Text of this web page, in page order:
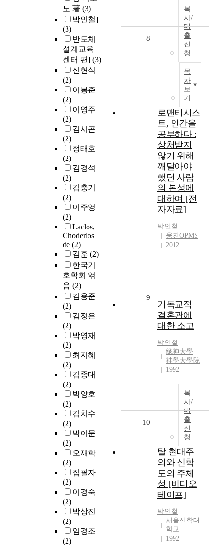
노 著 (3)
박인철]
(3)
반도체
설계교육
센터 편] (3)
신현식
(2)
이봉준
(2)
이영주
(2)
김시곤
(2)
정태호
(2)
김경석
(2)
김충기
(2)
이주영
(2)
Laclos,
Choderlos
de (2)
김훈 (2)
한국기
호학회 엮
음 (2)
김용준
(2)
김정은
(2)
박영재
(2)
최지혜
(2)
김종대
(2)
박양호
(2)
김치수
(2)
박이문
(2)
오재학
(2)
집필자
(2)
이경숙
(2)
박상진
(2)
임경조
(2)
복
사/
대
출
신
청
목
차
보
기
8
로맨티시스
트, 인간을
공부하다 :
상처받지
않기 위해
깨달아야
했던 사람
의 본성에
대하여 [전
자자료]
박인철
웅진OPMS
2012
9
기독교적
결혼관에
대한 소고
박인철
總神大學
神學大學院
1992
복
사/
대
출
신
청
10
탈 현대주
의와 신학
도의 주체
성 [비디오
테이프]
박인철
서울신학대
학교
1992